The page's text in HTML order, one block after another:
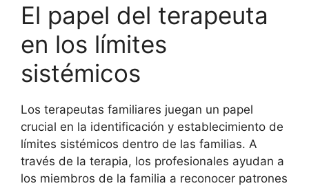
El papel del terapeuta
en los límites
sistémicos
Los terapeutas familiares juegan un papel
crucial en la identificación y establecimiento de
límites sistémicos dentro de las familias. A
través de la terapia, los profesionales ayudan a
los miembros de la familia a reconocer patrones